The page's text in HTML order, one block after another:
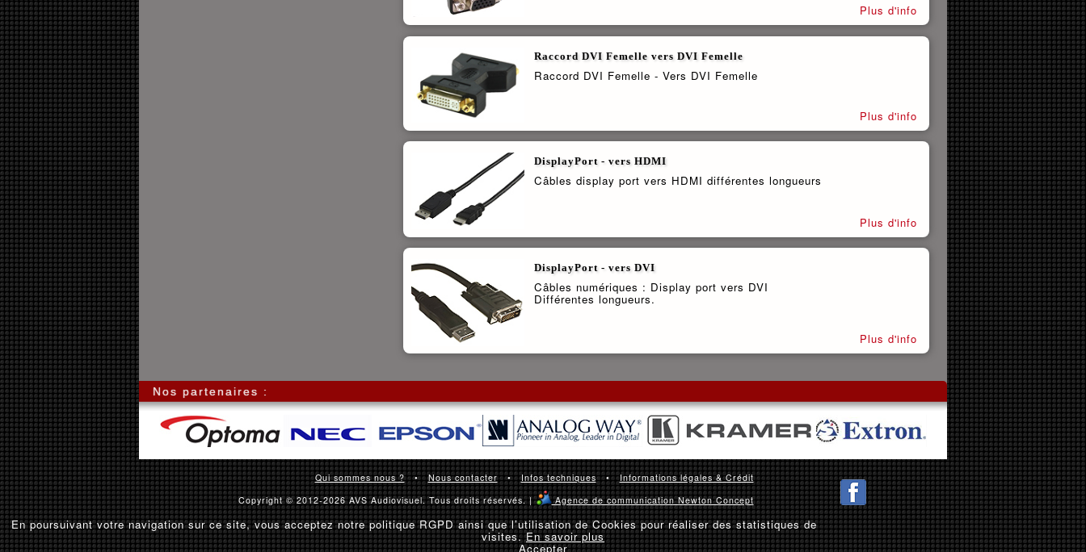
Plus d'info
Raccord DVI Femelle vers DVI Femelle
Raccord DVI Femelle - Vers DVI Femelle
Plus d'info
DisplayPort - vers HDMI
Câbles display port vers HDMI différentes longueurs
Plus d'info
DisplayPort - vers DVI
Câbles numériques : Display port vers DVI
Différentes longueurs.
Plus d'info
Nos partenaires :
Qui sommes nous ?•Nous contacter•Infos techniques•Informations légales & Crédit
Copyright © 2012-2026 AVS Audiovisuel. Tous droits réservés. |
Agence de communication Newton Concept
En poursuivant votre navigation sur ce site, vous acceptez notre politique RGPD ainsi que l’utilisation de Cookies pour réaliser des statistiques de
visites.En savoir plus
Accepter